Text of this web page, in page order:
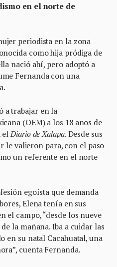
en el norte de
periodista en la zona
como hija pródiga de
nació ahí, pero adoptó a
Fernanda con una
a trabajar en la
(OEM) a los 18 años de
el Diario de Xalapa. Desde sus
le valieron para, con el paso
un referente en el norte
egoísta que demanda
Elena tenía en sus
el campo, “desde los nueve
la mañana. Iba a cuidar las
en su natal Cacahuatal, una
cuenta Fernanda.